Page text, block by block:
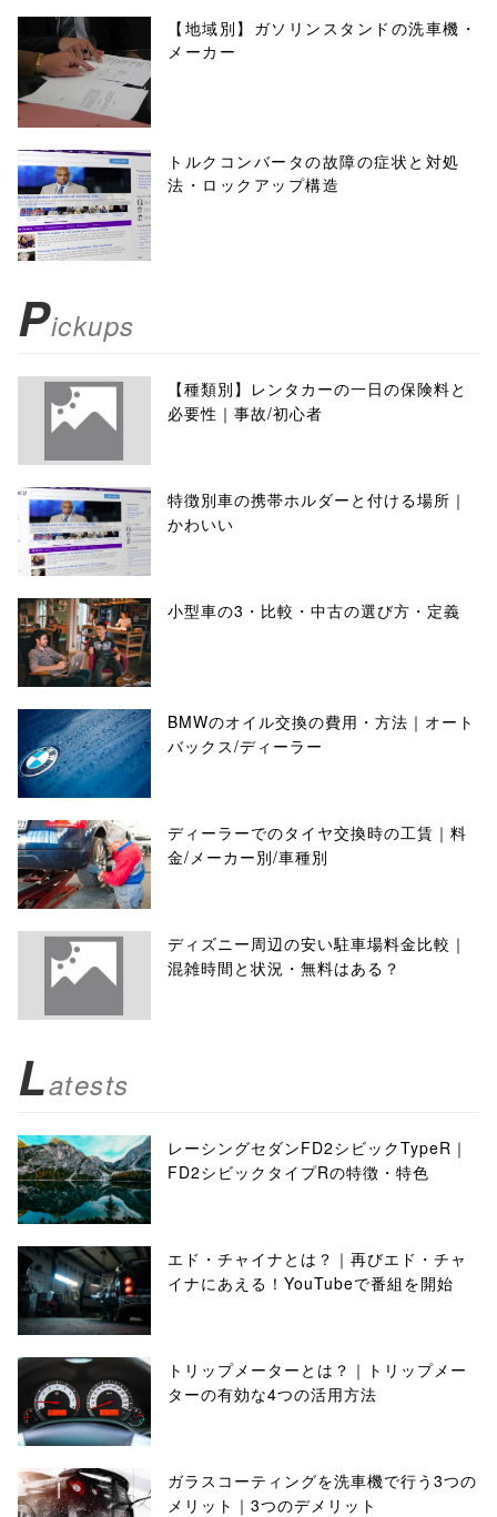
【地域別】ガソリンスタンドの洗車機・
メーカー
トルクコンバータの故障の症状と対処
法・ロックアップ構造
Pickups
【種類別】レンタカーの一日の保険料と
必要性｜事故/初心者
特徴別車の携帯ホルダーと付ける場所｜
かわいい
小型車の3・比較・中古の選び方・定義
BMWのオイル交換の費用・方法｜オート
バックス/ディーラー
ディーラーでのタイヤ交換時の工賃｜料
金/メーカー別/車種別
ディズニー周辺の安い駐車場料金比較｜
混雑時間と状況・無料はある？
Latests
レーシングセダンFD2シビックTypeR｜
FD2シビックタイプRの特徴・特色
エド・チャイナとは？｜再びエド・チャ
イナにあえる！YouTubeで番組を開始
トリップメーターとは？｜トリップメー
ターの有効な4つの活用方法
ガラスコーティングを洗車機で行う3つの
メリット｜3つのデメリット